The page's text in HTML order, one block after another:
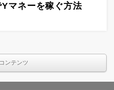
マネーを稼ぐ方法
ンテンツ